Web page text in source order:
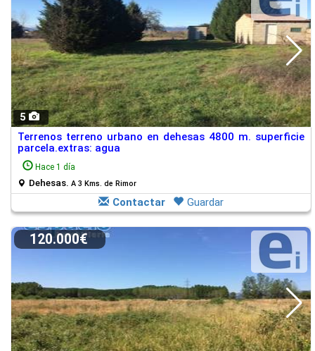
5
Terrenos terreno urbano en dehesas 4800 m. superficie
parcela.extras: agua
Hace 1 día
Dehesas. A 3 Kms. de Rimor
Contactar Guardar
120.000€